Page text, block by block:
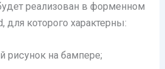
реализован в форменном
для которого характерны:
рисунок на бампере;